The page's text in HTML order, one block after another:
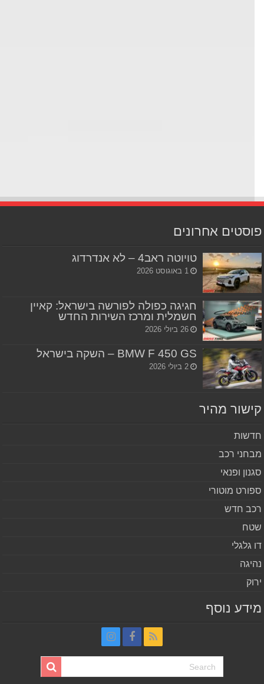
אחרונים
טויוטה ראב4 – לא אנדרדוג
1 באוגוסט 2026
חגיגה כפולה לפורשה בישראל: קאיין
חשמלית ומרכז השירות החדש
26 ביולי 2026
BMW F 450 GS – השקה בישראל
2 ביולי 2026
מהיר
רכב
ופנאי
מוטורי
חדש
גלגלי
נוסף